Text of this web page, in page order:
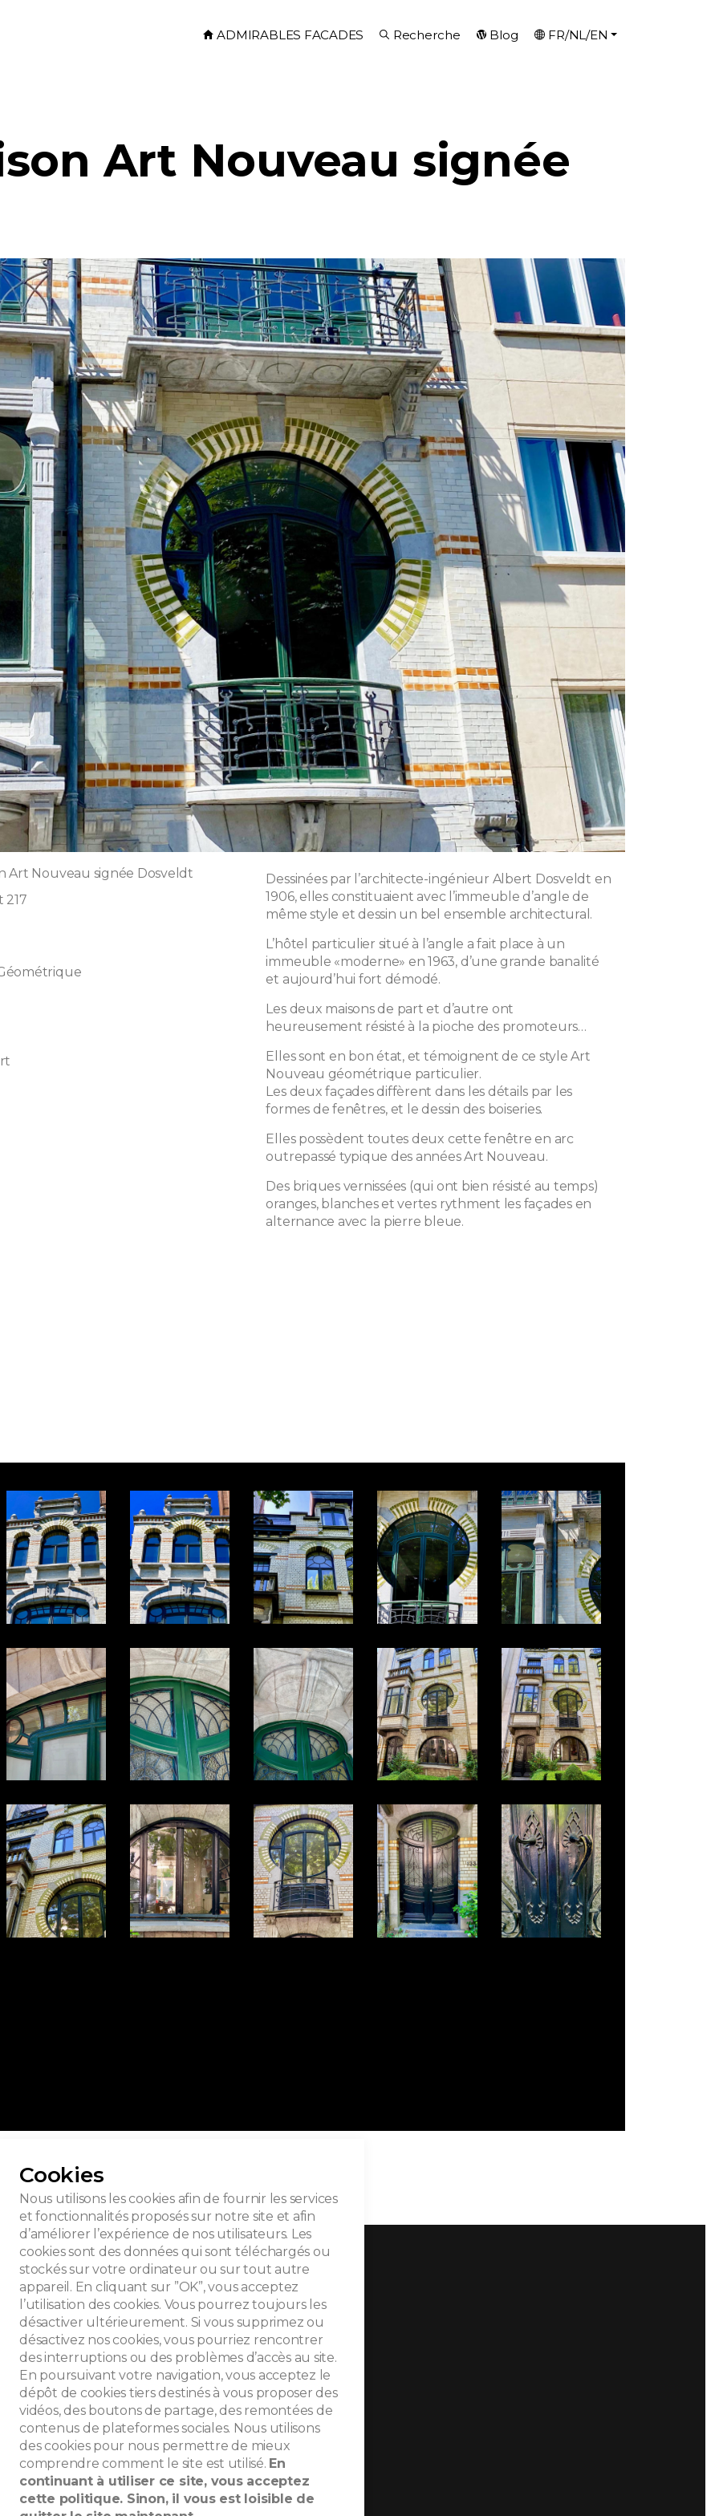
ADMIRABLES FACADES Recherche Blog FR/NL/EN
Art Nouveau signée
Art Nouveau signée Dosveldt
217
Dessinées par l’architecte-ingénieur Albert Dosveldt en
1906, elles constituaient avec l’immeuble d’angle de
même style et dessin un bel ensemble architectural.
L’hôtel particulier situé à l’angle a fait place à un
immeuble «moderne» en 1963, d’une grande banalité
et aujourd’hui fort démodé.
Les deux maisons de part et d’autre ont
heureusement résisté à la pioche des promoteurs…
Elles sont en bon état, et témoignent de ce style Art
Nouveau géométrique particulier.
Les deux façades diffèrent dans les détails par les
formes de fenêtres, et le dessin des boiseries.
Elles possèdent toutes deux cette fenêtre en arc
outrepassé typique des années Art Nouveau.
Des briques vernissées (qui ont bien résisté au temps)
oranges, blanches et vertes rythment les façades en
alternance avec la pierre bleue.
toutes les photos
Dosveldt
Cookies
Nous utilisons les cookies afin de fournir les services
et fonctionnalités proposés sur notre site et afin
d’améliorer l’expérience de nos utilisateurs. Les
cookies sont des données qui sont téléchargés ou
stockés sur votre ordinateur ou sur tout autre
appareil. En cliquant sur ”OK”, vous acceptez
l’utilisation des cookies. Vous pourrez toujours les
désactiver ultérieurement. Si vous supprimez ou
désactivez nos cookies, vous pourriez rencontrer
des interruptions ou des problèmes d’accès au site.
En poursuivant votre navigation, vous acceptez le
dépôt de cookies tiers destinés à vous proposer des
vidéos, des boutons de partage, des remontées de
contenus de plateformes sociales. Nous utilisons
des cookies pour nous permettre de mieux
comprendre comment le site est utilisé. En
continuant à utiliser ce site, vous acceptez
cette politique. Sinon, il vous est loisible de